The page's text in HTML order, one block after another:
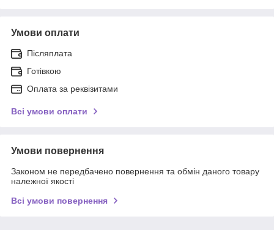
Умови оплати
Післяплата
Готівкою
Оплата за реквізитами
Всі умови оплати
Умови повернення
Законом не передбачено повернення та обмін даного товару
належної якості
Всі умови повернення